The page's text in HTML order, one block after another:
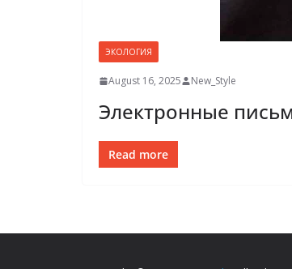
ЭКОЛОГИЯ
August 16, 2025 New_Style
Электронные
Read more